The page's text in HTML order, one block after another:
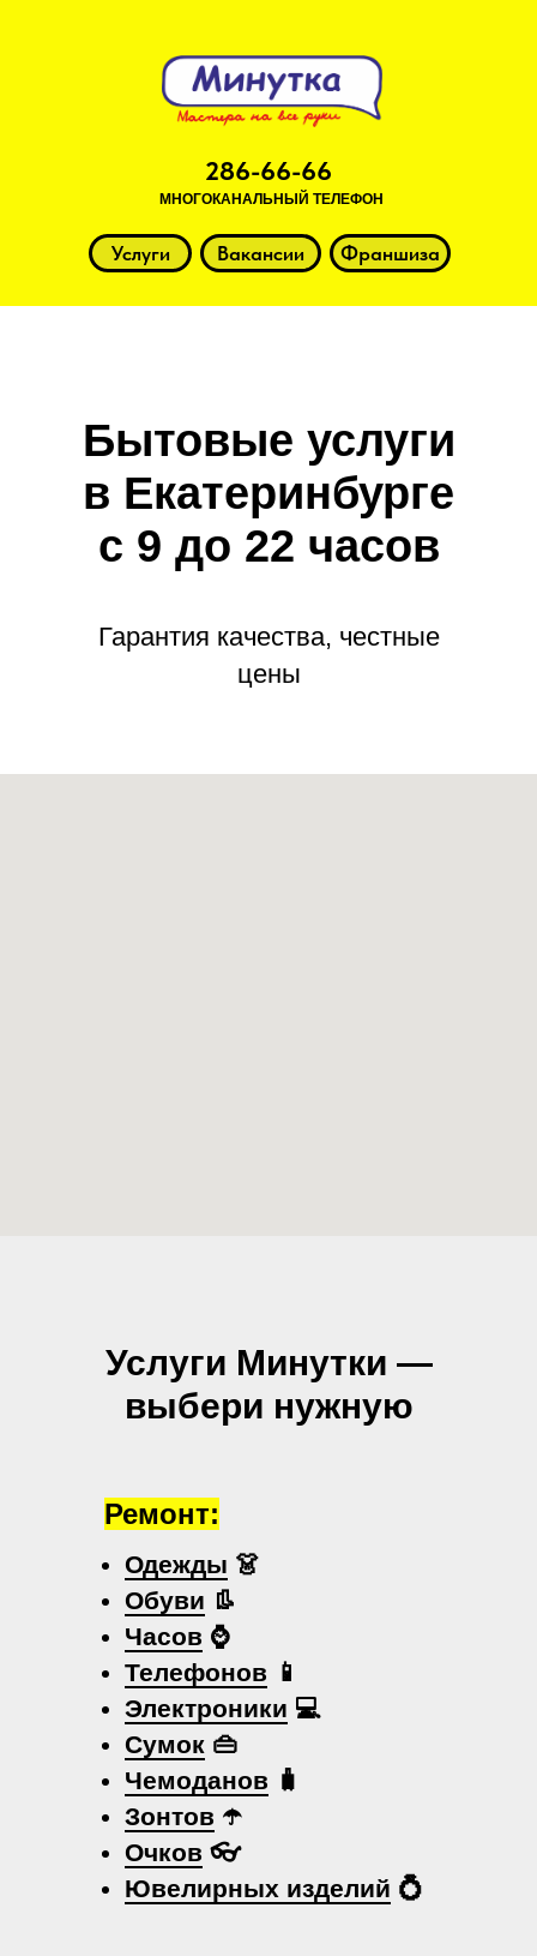
286-66-66
МНОГОКАНАЛЬНЫЙ ТЕЛЕФОН
Услуги Вакансии Франшиза
Бытовые услуги
в Екатеринбурге
с 9 до 22 часов
Гарантия качества, честные
цены
Услуги Минутки —
выбери нужную
Одежды 👗
Обуви 👢
Часов ⌚
Телефонов 📱
Электроники 💻
Сумок 👜
Чемоданов 🧳
Зонтов ☂️
Очков 👓
Ювелирных изделий 💍
Ремонт: